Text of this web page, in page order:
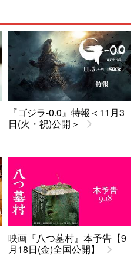
『ゴジラ-0.0』特報＜11月3
日(火・祝)公開＞
映画『八つ墓村』本予告【9
月18日(金)全国公開】